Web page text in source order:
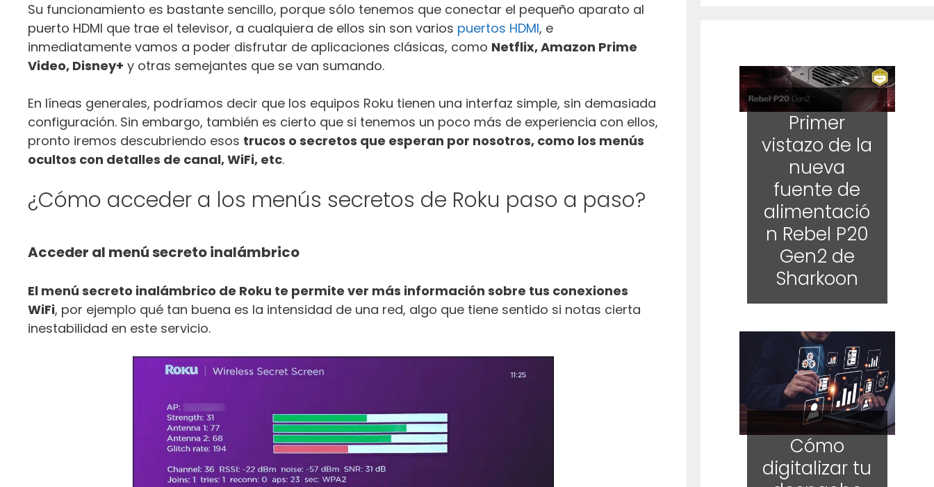
Su funcionamiento es bastante sencillo, porque sólo tenemos que conectar el pequeño aparato al
puerto HDMI que trae el televisor, a cualquiera de ellos sin son varios puertos HDMI, e
inmediatamente vamos a poder disfrutar de aplicaciones clásicas, como Netflix, Amazon Prime
Video, Disney+ y otras semejantes que se van sumando.
En líneas generales, podríamos decir que los equipos Roku tienen una interfaz simple, sin demasiada
configuración. Sin embargo, también es cierto que si tenemos un poco más de experiencia con ellos,
pronto iremos descubriendo esos trucos o secretos que esperan por nosotros, como los menús
ocultos con detalles de canal, WiFi, etc.
¿Cómo acceder a los menús secretos de Roku paso a paso?
Acceder al menú secreto inalámbrico
El menú secreto inalámbrico de Roku te permite ver más información sobre tus conexiones
WiFi, por ejemplo qué tan buena es la intensidad de una red, algo que tiene sentido si notas cierta
inestabilidad en este servicio.
Primer
vistazo de la
nueva
fuente de
alimentació
n Rebel P20
Gen2 de
Sharkoon
Cómo
digitalizar tu